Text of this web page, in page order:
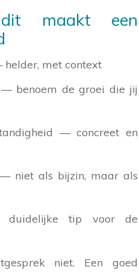
dit maakt een
met context
benoem de groei die jij
— concreet en
niet als bijzin, maar als
duidelijke tip voor de
niet. Een goed